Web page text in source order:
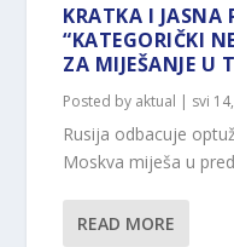
KRATKA I JASNA
“KATEGORIČKI
ZA MIJEŠANJE U
Posted by aktual | svi
Rusija odbacuje
Moskva miješa u
READ MORE